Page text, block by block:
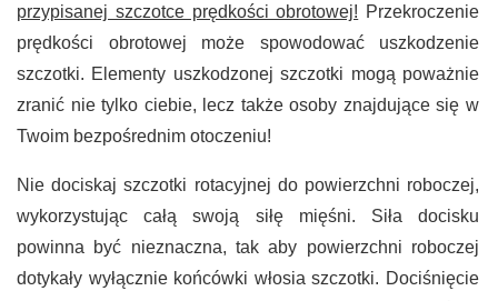
przypisanej szczotce prędkości obrotowej! Przekroczenie
prędkości obrotowej może spowodować uszkodzenie
szczotki. Elementy uszkodzonej szczotki mogą poważnie
zranić nie tylko ciebie, lecz także osoby znajdujące się w
Twoim bezpośrednim otoczeniu!
Nie dociskaj szczotki rotacyjnej do powierzchni roboczej,
wykorzystując całą swoją siłę mięśni. Siła docisku
powinna być nieznaczna, tak aby powierzchni roboczej
dotykały wyłącznie końcówki włosia szczotki. Dociśnięcie